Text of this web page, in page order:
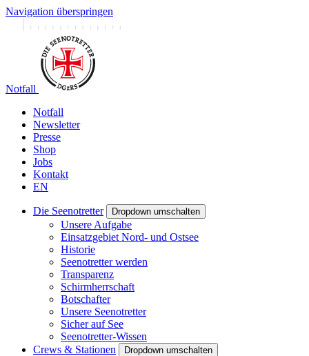
Navigation überspringen
Notfall
Notfall
Newsletter
Presse
Shop
Jobs
Kontakt
EN
Die Seenotretter Dropdown umschalten
Unsere Aufgabe
Einsatzgebiet Nord- und Ostsee
Historie
Seenotretter werden
Transparenz
Schirmherrschaft
Botschafter
Unsere Seenotretter
Sicher auf See
Seenotretter-Wissen
Crews & Stationen
Dropdown umschalten